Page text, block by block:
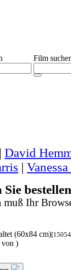
Film
| David
|
Sie
muß Ihr
(60x84 cm)
)